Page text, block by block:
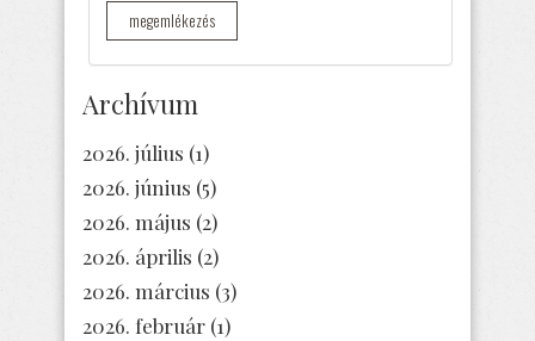
megemlékezés
Archívum
2026. július (1)
2026. június (5)
2026. május (2)
2026. április (2)
2026. március (3)
2026. február (1)